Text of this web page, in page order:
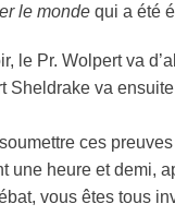
le monde qui a été
le Pr. Wolpert va
Sheldrake va
ces
une heure et demi,
vous êtes tous